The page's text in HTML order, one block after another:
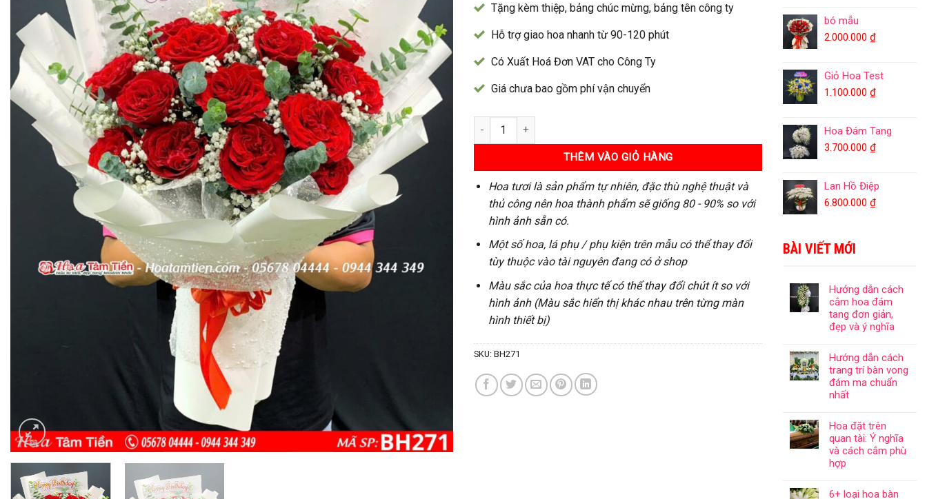
Tặng kèm thiệp, bảng chúc mừng, bảng tên công ty
Hỗ trợ giao hoa nhanh từ 90-120 phút
Có Xuất Hoá Đơn VAT cho Công Ty
Giá chưa bao gồm phí vận chuyển
Bó Hoa 271 số lượng
THÊM VÀO GIỎ HÀNG
Hoa tươi là sản phẩm tự nhiên, đặc thù nghệ thuật và
thủ công nên hoa thành phẩm sẽ giống 80 - 90% so với
hình ảnh sẵn có.
Một số hoa, lá phụ / phụ kiện trên mẫu có thể thay đổi
tùy thuộc vào tài nguyên đang có ở shop
Màu sắc của hoa thực tế có thể thay đổi chút ít so với
hình ảnh (Màu sắc hiển thị khác nhau trên từng màn
hình thiết bị)
SKU: BH271
bó mẫu
2.000.000 ₫
Giỏ Hoa Test
1.100.000 ₫
Hoa Đám Tang
3.700.000 ₫
Lan Hồ Điệp
6.800.000 ₫
BÀI VIẾT MỚI
Hướng dẫn cách
cắm hoa đám
tang đơn giản,
đẹp và ý nghĩa
Hướng dẫn cách
trang trí bàn vong
đám ma chuẩn
nhất
Hoa đặt trên
quan tài: Ý nghĩa
và cách cắm phù
hợp
6+ loại hoa bàn